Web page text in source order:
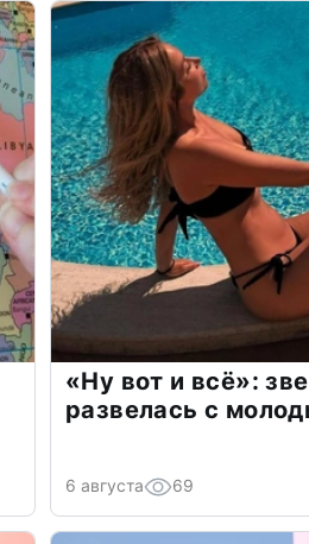
«Ну вот и всё»:
развелась с
6 августа 69